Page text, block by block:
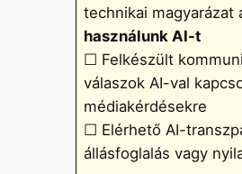
technikai magyarázat
használunk AI-t
☐ Felkészült
válaszok AI-val
médiakérdésekre
☐ Elérhető AI-
állásfoglalás vagy